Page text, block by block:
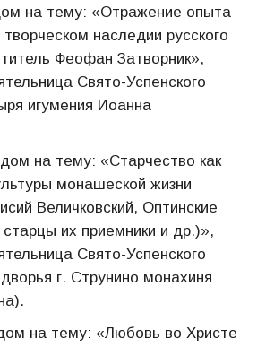
на тему: «Отражение опыта
наследии русского
Феофан Затворник»,
Свято-Успенского
игумения Иоанна
на тему: «Старчество как
монашеской жизни
Величковский, Оптинские
их приемники и др.)»,
Свято-Успенского
г. Струнино монахиня
на тему: «Любовь во Христе